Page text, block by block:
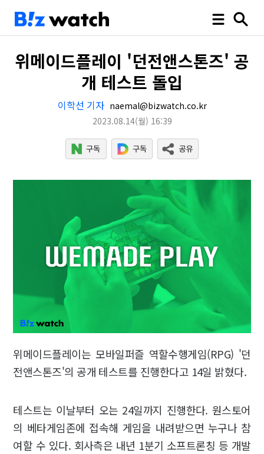
위메이드플레이 '던전앤스톤즈' 공
개 테스트 돌입
이학선 기자 naemal@bizwatch.co.kr
2023.08.14(월) 16:39
위메이드플레이는 모바일퍼즐 역할수행게임(RPG) '던
전앤스톤즈'의 공개 테스트를 진행한다고 14일 밝혔다.
테스트는 이날부터 오는 24일까지 진행한다. 원스토어
의 베타게임존에 접속해 게임을 내려받으면 누구나 참
여할 수 있다. 회사측은 내년 1분기 소프트론칭 등 개발